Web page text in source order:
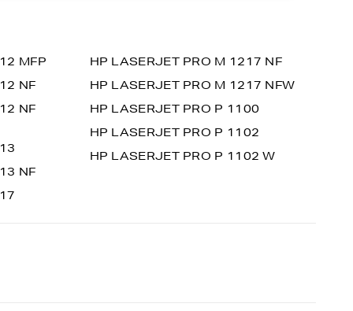
MFP
NF
NF
NF
HP LASERJET PRO M 1217 NF
HP LASERJET PRO M 1217 NFW
HP LASERJET PRO P 1100
HP LASERJET PRO P 1102
HP LASERJET PRO P 1102 W